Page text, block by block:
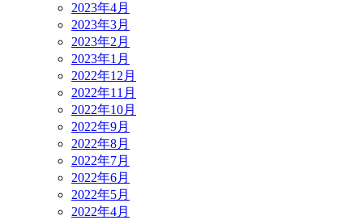
2023年4月
2023年3月
2023年2月
2023年1月
2022年12月
2022年11月
2022年10月
2022年9月
2022年8月
2022年7月
2022年6月
2022年5月
2022年4月